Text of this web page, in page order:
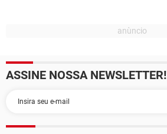
ASSINE NOSSA NEWSLETTER!